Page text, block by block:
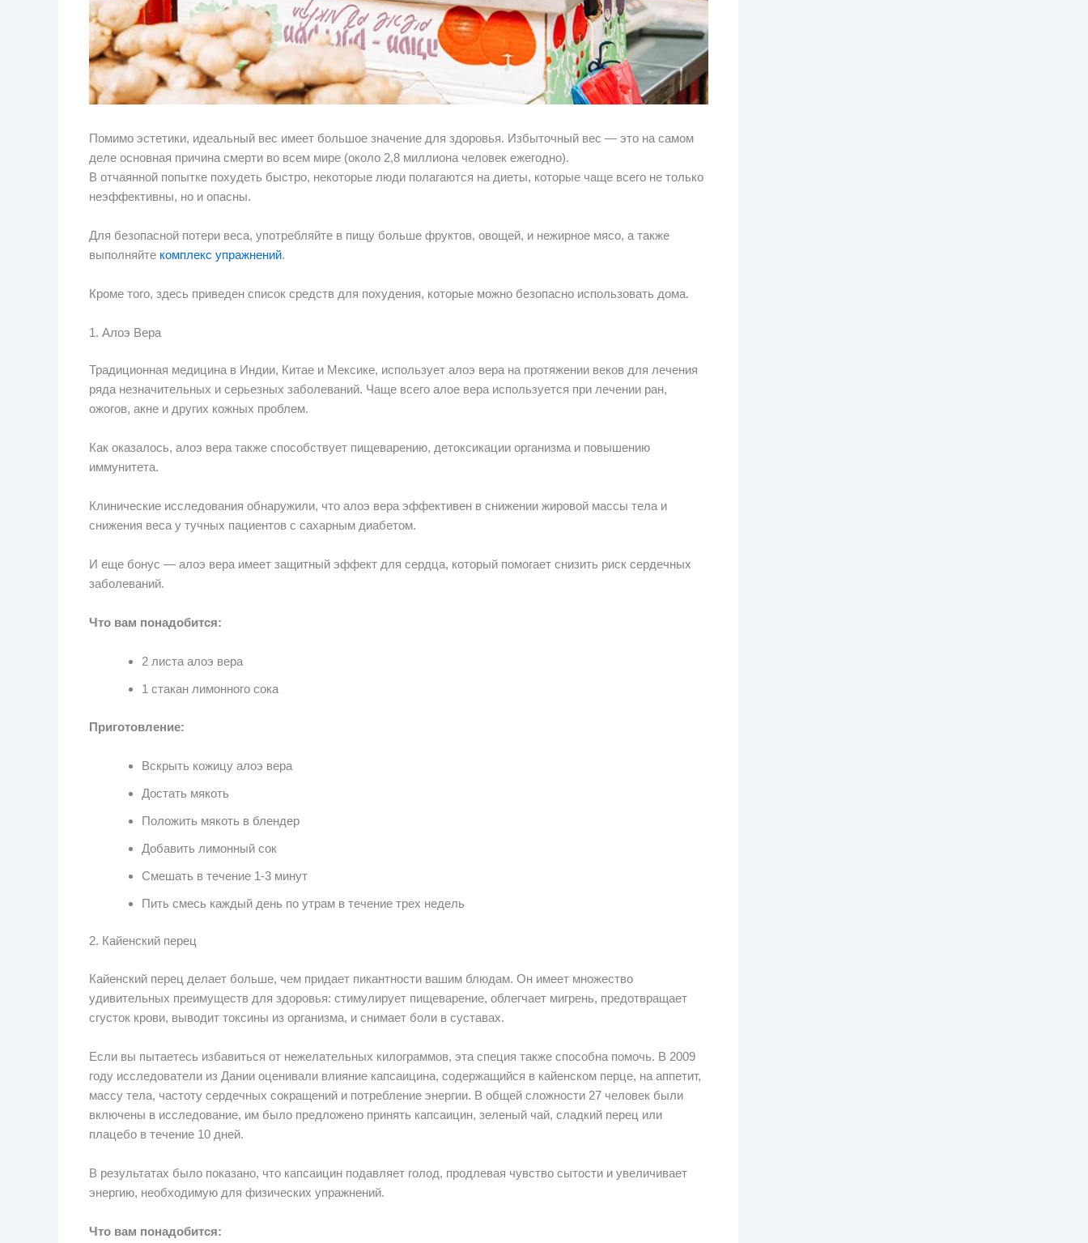
Помимо эстетики, идеальный вес имеет большое значение для здоровья. Избыточный вес — это на самом
деле основная причина смерти во всем мире (около 2,8 миллиона человек ежегодно).
В отчаянной попытке похудеть быстро, некоторые люди полагаются на диеты, которые чаще всего не только
неэффективны, но и опасны.
Для безопасной потери веса, употребляйте в пищу больше фруктов, овощей, и нежирное мясо, а также
выполняйте комплекс упражнений.
Кроме того, здесь приведен список средств для похудения, которые можно безопасно использовать дома.
1. Алоэ Вера
Традиционная медицина в Индии, Китае и Мексике, использует алоэ вера на протяжении веков для лечения
ряда незначительных и серьезных заболеваний. Чаще всего алое вера используется при лечении ран,
ожогов, акне и других кожных проблем.
Как оказалось, алоэ вера также способствует пищеварению, детоксикации организма и повышению
иммунитета.
Клинические исследования обнаружили, что алоэ вера эффективен в снижении жировой массы тела и
снижения веса у тучных пациентов с сахарным диабетом.
И еще бонус — алоэ вера имеет защитный эффект для сердца, который помогает снизить риск сердечных
заболеваний.
Что вам понадобится:
2 листа алоэ вера
1 стакан лимонного сока
Приготовление:
Вскрыть кожицу алоэ вера
Достать мякоть
Положить мякоть в блендер
Добавить лимонный сок
Смешать в течение 1-3 минут
Пить смесь каждый день по утрам в течение трех недель
2. Кайенский перец
Кайенский перец делает больше, чем придает пикантности вашим блюдам. Он имеет множество
удивительных преимуществ для здоровья: стимулирует пищеварение, облегчает мигрень, предотвращает
сгусток крови, выводит токсины из организма, и снимает боли в суставах.
Если вы пытаетесь избавиться от нежелательных килограммов, эта специя также способна помочь. В 2009
году исследователи из Дании оценивали влияние капсаицина, содержащийся в кайенском перце, на аппетит,
массу тела, частоту сердечных сокращений и потребление энергии. В общей сложности 27 человек были
включены в исследование, им было предложено принять капсаицин, зеленый чай, сладкий перец или
плацебо в течение 10 дней.
В результатах было показано, что капсаицин подавляет голод, продлевая чувство сытости и увеличивает
энергию, необходимую для физических упражнений.
Что вам понадобится: